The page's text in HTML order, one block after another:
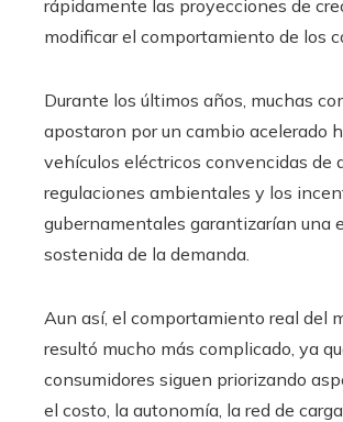
rápidamente las proyecciones de
modificar el comportamiento de los
Durante los últimos años, muchas
apostaron por un cambio acelerado
vehículos eléctricos convencidas de
regulaciones ambientales y los
gubernamentales garantizarían una
sostenida de la demanda.
Aun así, el comportamiento real del
resultó mucho más complicado, ya
consumidores siguen priorizando
el costo, la autonomía, la red de